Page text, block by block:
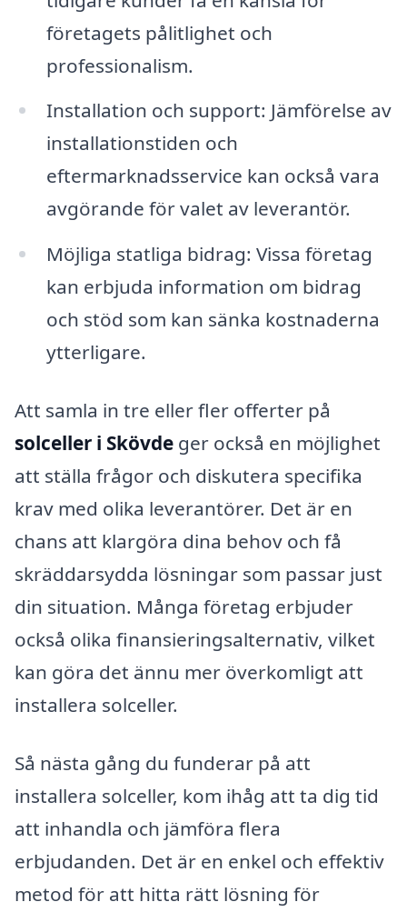
företagets pålitlighet och
professionalism.
Installation och support: Jämförelse av
installationstiden och
eftermarknadsservice kan också vara
avgörande för valet av leverantör.
Möjliga statliga bidrag: Vissa företag
kan erbjuda information om bidrag
och stöd som kan sänka kostnaderna
ytterligare.
Att samla in tre eller fler offerter på
solceller i Skövde ger också en möjlighet
att ställa frågor och diskutera specifika
krav med olika leverantörer. Det är en
chans att klargöra dina behov och få
skräddarsydda lösningar som passar just
din situation. Många företag erbjuder
också olika finansieringsalternativ, vilket
kan göra det ännu mer överkomligt att
installera solceller.
Så nästa gång du funderar på att
installera solceller, kom ihåg att ta dig tid
att inhandla och jämföra flera
erbjudanden. Det är en enkel och effektiv
metod för att hitta rätt lösning för